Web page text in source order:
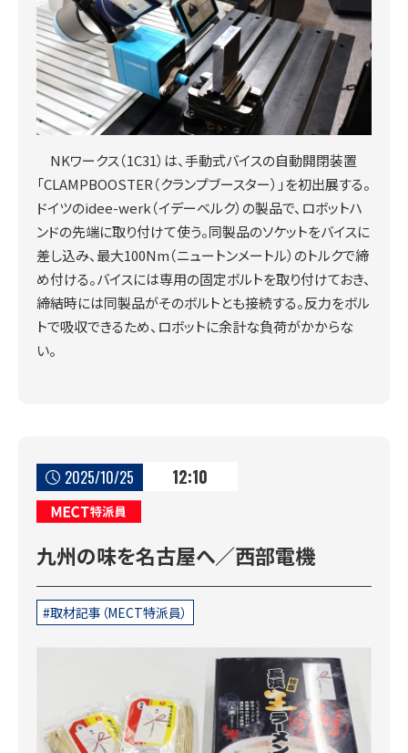
NKワークス（1C31）は、手動式バイスの自動開閉装置
「CLAMPBOOSTER（クランプブースター）」を初出展する。
ドイツのidee-werk（イデーベルク）の製品で、ロボットハ
ンドの先端に取り付けて使う。同製品のソケットをバイスに
差し込み、最大100Nm（ニュートンメートル）のトルクで締
め付ける。バイスには専用の固定ボルトを取り付けておき、
締結時には同製品がそのボルトとも接続する。反力をボル
トで吸収できるため、ロボットに余計な負荷がかからな
い。
2025/10/25 12:10
MECT特派員
九州の味を名古屋へ／西部電機
取材記事（MECT特派員）